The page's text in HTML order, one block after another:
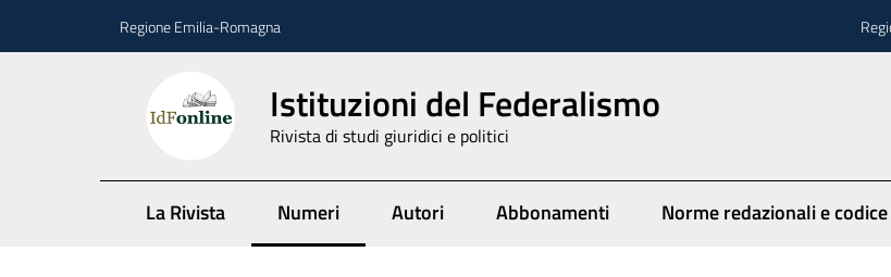
Regione Emilia-Romagna
Istituzioni del Federalismo
Rivista di studi giuridici e politici
La Rivista Numeri
Menu selezionato
Autori Abbonamenti Norme redazionali e